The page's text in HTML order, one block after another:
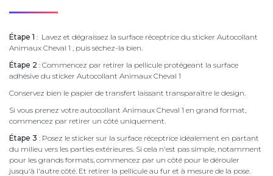
Étape 1 : Lavez et dégraissez la surface réceptrice du sticker Autocollant
Animaux Cheval 1 , puis séchez-la bien.
Étape 2 : Commencez par retirer la pellicule protégeant la surface
adhésive du sticker Autocollant Animaux Cheval 1
Conservez bien le papier de transfert laissant transparaître le design.
Si vous prenez votre autocollant Animaux Cheval 1 en grand format,
commencez par retirer un côté uniquement.
Étape 3 : Posez le sticker sur la surface réceptrice idéalement en partant
du milieu vers les parties extérieures. Si cela n'est pas simple, notamment
pour les grands formats, commencez par un côté pour le dérouler
jusqu'à l'autre côté. Et retirer la pellicule au fur et à mesure de la pose.